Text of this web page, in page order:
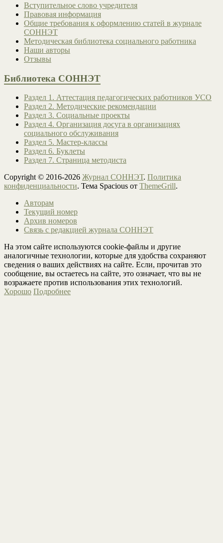
Вступительное слово учредителя
Правовая информация
Общие требования к оформлению статей в журнале
СОННЭТ
Методическая библиотека социального работника
Наши авторы
Отзывы
Библиотека СОННЭТ
Раздел 1. Аттестация педагогических работников УСО
Раздел 2. Методические рекомендации
Раздел 3. Социальные проекты
Раздел 4. Организация досуга в организациях
социального обслуживания
Раздел 5. Мастер-классы
Раздел 6. Буклеты
Раздел 7. Страница методиста
Copyright © 2016-2026 Журнал СОННЭТ. Политика
конфиденциальности. Тема Spacious от ThemeGrill.
Авторам
Текущий номер
Архив номеров
Связь с редакцией журнала СОННЭТ
На этом сайте используются cookie-файлы и другие
аналогичные технологии, которые для удобства сохраняют
сведения о ваших действиях на сайте. Если, прочитав это
сообщение, вы остаетесь на сайте, это означает, что вы не
возражаете против использования этих технологий.
Хорошо Подробнее